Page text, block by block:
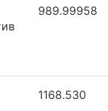
989.99958
1168.530